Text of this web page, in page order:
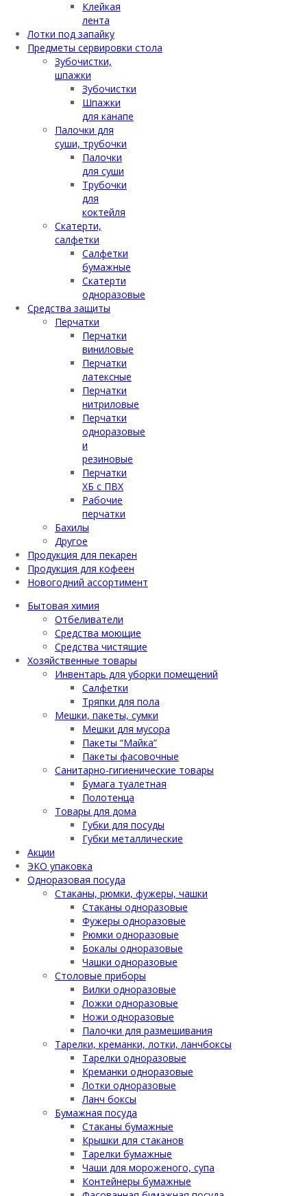
Клейкая
лента
Лотки под запайку
Предметы сервировки стола
Зубочистки,
шпажки
Зубочистки
Шпажки
для канапе
Палочки для
суши, трубочки
Палочки
для суши
Трубочки
для
коктейля
Скатерти,
салфетки
Салфетки
бумажные
Скатерти
одноразовые
Средства защиты
Перчатки
Перчатки
виниловые
Перчатки
латексные
Перчатки
нитриловые
Перчатки
одноразовые
и
резиновые
Перчатки
ХБ с ПВХ
Рабочие
перчатки
Бахилы
Другое
Продукция для пекарен
Продукция для кофеен
Новогодний ассортимент
Бытовая химия
Отбеливатели
Средства моющие
Средства чистящие
Хозяйственные товары
Инвентарь для уборки помещений
Салфетки
Тряпки для пола
Мешки, пакеты, сумки
Мешки для мусора
Пакеты “Майка”
Пакеты фасовочные
Санитарно-гигиенические товары
Бумага туалетная
Полотенца
Товары для дома
Губки для посуды
Губки металлические
Акции
ЭКО упаковка
Одноразовая посуда
Стаканы, рюмки, фужеры, чашки
Стаканы одноразовые
Фужеры одноразовые
Рюмки одноразовые
Бокалы одноразовые
Чашки одноразовые
Столовые приборы
Вилки одноразовые
Ложки одноразовые
Ножи одноразовые
Палочки для размешивания
Тарелки, креманки, лотки, ланчбоксы
Тарелки одноразовые
Креманки одноразовые
Лотки одноразовые
Ланч боксы
Бумажная посуда
Стаканы бумажные
Крышки для стаканов
Тарелки бумажные
Чаши для мороженого, супа
Контейнеры бумажные